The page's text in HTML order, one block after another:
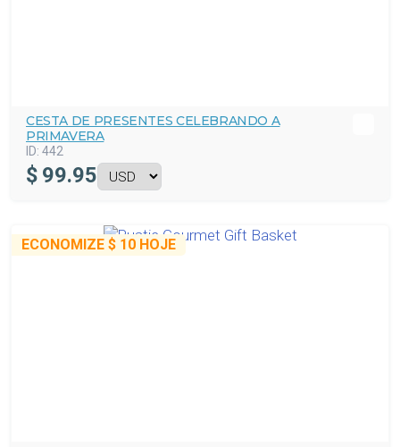
CESTA DE PRESENTES CELEBRANDO A
PRIMAVERA
ID: 442
$ 99.95
ECONOMIZE $ 10 HOJE